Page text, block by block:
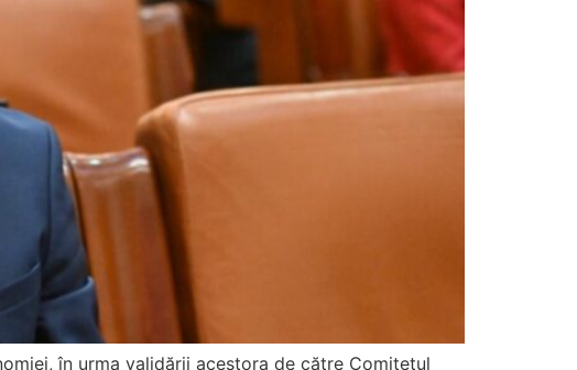
în urma validării acestora de către Comitetul